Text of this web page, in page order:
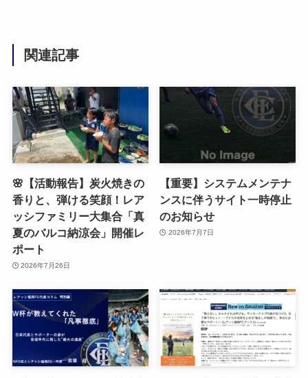
関連記事
🌸【活動報告】炭火焼きの
香りと、弾ける笑顔！レア
ッシファミリー大集合「真
夏のバルコ納涼会」開催レ
ポート
2026年7月26日
【重要】システムメンテナ
ンスに伴うサイト一時停止
のお知らせ
2026年7月7日